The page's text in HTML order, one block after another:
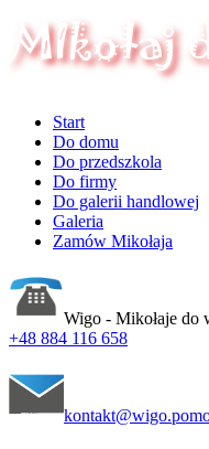
Start
Do domu
Do przedszkola
Do firmy
Do galerii handlowej
Galeria
Zamów Mikołaja
Wigo - Mikołaje do
+48 884 116 658